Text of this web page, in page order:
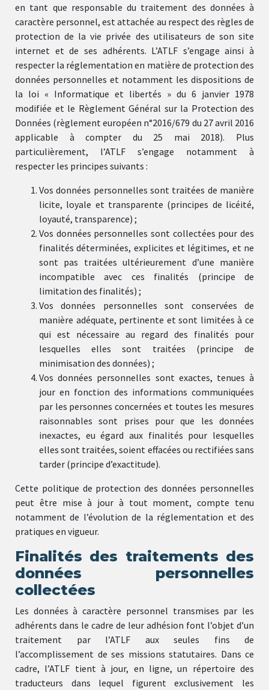
en tant que responsable du traitement des données à
caractère personnel, est attachée au respect des règles de
protection de la vie privée des utilisateurs de son site
internet et de ses adhérents. L’ATLF s’engage ainsi à
respecter la réglementation en matière de protection des
données personnelles et notamment les dispositions de
la loi « Informatique et libertés » du 6 janvier 1978
modifiée et le Règlement Général sur la Protection des
Données (règlement européen n°2016/679 du 27 avril 2016
applicable à compter du 25 mai 2018). Plus
particulièrement, l’ATLF s’engage notamment à
respecter les principes suivants :
Vos données personnelles sont traitées de manière
licite, loyale et transparente (principes de licéité,
loyauté, transparence) ;
Vos données personnelles sont collectées pour des
finalités déterminées, explicites et légitimes, et ne
sont pas traitées ultérieurement d’une manière
incompatible avec ces finalités (principe de
limitation des finalités) ;
Vos données personnelles sont conservées de
manière adéquate, pertinente et sont limitées à ce
qui est nécessaire au regard des finalités pour
lesquelles elles sont traitées (principe de
minimisation des données) ;
Vos données personnelles sont exactes, tenues à
jour en fonction des informations communiquées
par les personnes concernées et toutes les mesures
raisonnables sont prises pour que les données
inexactes, eu égard aux finalités pour lesquelles
elles sont traitées, soient effacées ou rectifiées sans
tarder (principe d’exactitude).
Cette politique de protection des données personnelles
peut être mise à jour à tout moment, compte tenu
notamment de l’évolution de la réglementation et des
pratiques en vigueur.
Finalités des traitements des
données personnelles
collectées
Les données à caractère personnel transmises par les
adhérents dans le cadre de leur adhésion font l’objet d’un
traitement par l’ATLF aux seules fins de
l’accomplissement de ses missions statutaires. Dans ce
cadre, l’ATLF tient à jour, en ligne, un répertoire des
traducteurs dans lequel figurent exclusivement les